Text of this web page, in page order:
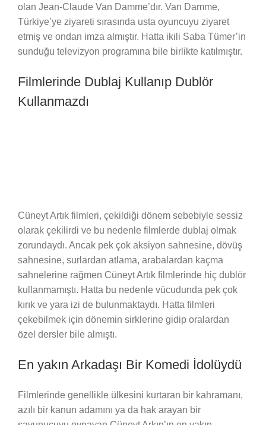
olan Jean-Claude Van Damme’dır. Van Damme,
Türkiye’ye ziyareti sırasında usta oyuncuyu ziyaret
etmiş ve ondan imza almıştır. Hatta ikili Saba Tümer’in
sunduğu televizyon programına bile birlikte katılmıştır.
Filmlerinde Dublaj Kullanıp Dublör
Kullanmazdı
Cüneyt Artık filmleri, çekildiği dönem sebebiyle sessiz
olarak çekilirdi ve bu nedenle filmlerde dublaj olmak
zorundaydı. Ancak pek çok aksiyon sahnesine, dövüş
sahnesine, surlardan atlama, arabalardan kaçma
sahnelerine rağmen Cüneyt Artık filmlerinde hiç dublör
kullanmamıştı. Hatta bu nedenle vücudunda pek çok
kırık ve yara izi de bulunmaktaydı. Hatta filmleri
çekebilmek için dönemin sirklerine gidip oralardan
özel dersler bile almıştı.
En yakın Arkadaşı Bir Komedi İdolüydü
Filmlerinde genellikle ülkesini kurtaran bir kahramanı,
azılı bir kanun adamını ya da hak arayan bir